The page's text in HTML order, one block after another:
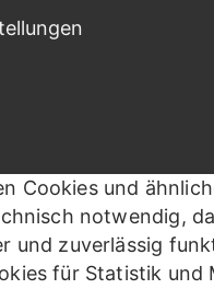
Cookies und
notwendig,
und zuverlässig
für Statistik und